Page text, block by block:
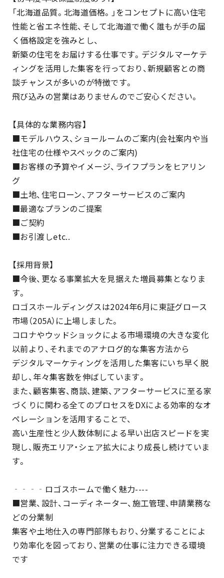
「北海道品質。北海道価格。」をコンセプトに高い住宅
性能と省エネ性能、そして北海道で働く誰もが手の届
く価格設定を強みとし、
新築の住宅をお届けする仕事です。デジタルマーケテ
ィングを活用した集客を行っており、新規顧客との商
談チャンスが多いのが特徴です。
飛び込みの営業はありませんのでご安心ください。
【具体的な業務内容】
■モデルハウス、ショールームのご案内(会社案内や当
社住宅の仕様やスペックのご案内)
■お客様の予算やイメージ、ライフプランをヒアリン
グ
■土地、住宅ローン、アフターサービスのご案内
■最適なプランのご提案
■ご契約
■お引渡しetc..
【採用背景】
■今後、更なる事業拡大を見据えた増員募集となりま
す。
ロゴスホールディングスは2024年6月に東証グロース
市場（205A）に上場しました。
コロナやウッドショックによる市場環境の大きな変化
以前より、それまでのアナログ的な集客方法から
デジタルマーケティングを活用した集客にいち早く脱
却し、年々集客数を伸ばしています。
また、顧客集客、商談、建築、アフターサービスに至る家
づくりに関わる全てのプロセスをDXによる効率的なオ
ペレーションを活用することで、
高い生産性と少人数体制による早い出店スピードを実
現し、販売エリア・シェア拡大により成長し続けていま
す。
‐‐‐‐ロゴスホームで働く魅力----
■営業、設計、コーディネーター、施工管理、申請業務な
どの分業制
集客や土地仕入の専門部隊もおり、分業することによ
り効率化を図っており、営業の仕事に注力できる環境
です